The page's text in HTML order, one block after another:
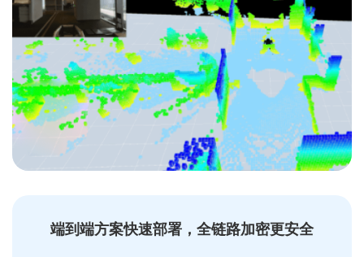
端到端方案快速部署，全链路加密更安全